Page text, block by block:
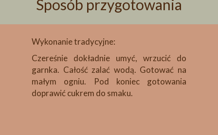
Sposób przygotowania
Wykonanie tradycyjne:
Czereśnie dokładnie umyć, wrzucić do
garnka. Całość zalać wodą. Gotować na
małym ogniu. Pod koniec gotowania
doprawić cukrem do smaku.